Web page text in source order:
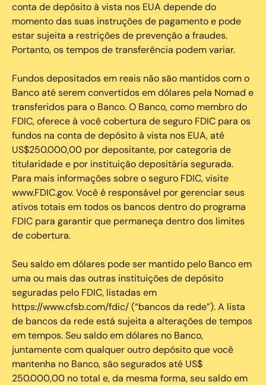
conta de depósito à vista nos EUA depende do
momento das suas instruções de pagamento e pode
estar sujeita a restrições de prevenção a fraudes.
Portanto, os tempos de transferência podem variar.
Fundos depositados em reais não são mantidos com o
Banco até serem convertidos em dólares pela Nomad e
transferidos para o Banco. O Banco, como membro do
FDIC, oferece à você cobertura de seguro FDIC para os
fundos na conta de depósito à vista nos EUA, até
US$250.000,00 por depositante, por categoria de
titularidade e por instituição depositária segurada.
Para mais informações sobre o seguro FDIC, visite
www.FDIC.gov. Você é responsável por gerenciar seus
ativos totais em todos os bancos dentro do programa
FDIC para garantir que permaneça dentro dos limites
de cobertura.
Seu saldo em dólares pode ser mantido pelo Banco em
uma ou mais das outras instituições de depósito
seguradas pelo FDIC, listadas em
https://www.cfsb.com/fdic/ (“bancos da rede”). A lista
de bancos da rede está sujeita a alterações de tempos
em tempos. Seu saldo em dólares no Banco,
juntamente com qualquer outro depósito que você
mantenha no Banco, são segurados até US$
250.000,00 no total e, da mesma forma, seu saldo em